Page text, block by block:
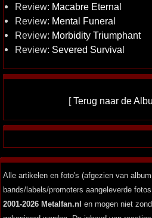
Review: Macabre Eternal
Review: Mental Funeral
Review: Morbidity Triumphant
Review: Severed Survival
[Terug naar de
Alle artikelen en foto's (afgezien van
bands/labels/promoters aangeleverde
2001-2026 Metalfan.nl en mogen niet